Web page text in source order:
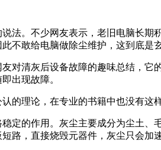
法。不少网友表示，老旧电脑长
不敢给电脑做除尘维护，这到底是
对清灰后设备故障的趣味总结，
出现故障。
的理论，在专业的书籍中也没有这
定的作用。灰尘主要成分为尘土
路，直接烧毁元器件，灰尘只会加